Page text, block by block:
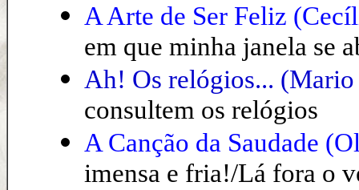
A Arte de Ser Feliz
em que minha janela se
Ah! Os relógios...
consultem os relógios
A Canção da Saudade
imensa e fria!/Lá fora o